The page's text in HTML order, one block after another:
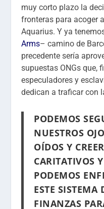
muy corto plazo la
fronteras para acoger
Aquarius. Y ya
Arms– camino de
precedente sería
supuestas ONGs que,
especuladores y
dedican a traficar con
PODEMOS
NUESTROS
OÍDOS Y
CARITATIVOS
PODEMOS
ESTE SISTEMA
FINANZAS